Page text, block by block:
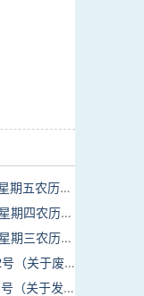
外贸简讯：2026年8月7日星期五农历六月廿五
外贸简讯：2026年8月6日星期四农历六月廿四
外贸简讯：2026年8月5日星期三农历六月廿三
海关总署公告2026年第112号（关于废止部分卫生检疫类规范性文件的公告）
海关总署公告2026年第111号（关于发布《进出境动植物检疫处理监督管理工作规定》《进出境卫生处理监督管理工作规定》的公告）